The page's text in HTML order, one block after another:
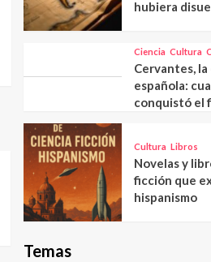
hubiera
Ciencia Cultura
Cervantes,
española:
conquistó el
Cultura Libros
Novelas y
ficción que
hispanismo
Temas